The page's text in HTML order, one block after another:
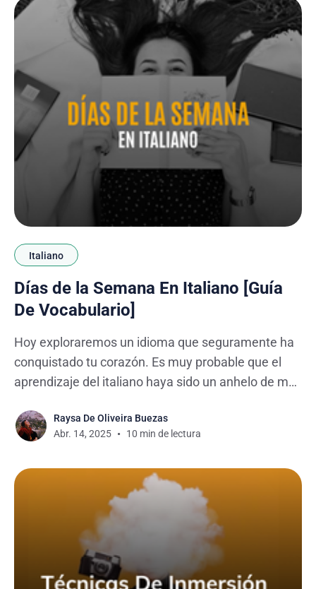
Así que si
Italiano
Días de la Semana En Italiano [Guía
De Vocabulario]
Hoy exploraremos un idioma que seguramente ha
conquistado tu corazón. Es muy probable que el
aprendizaje del italiano haya sido un anhelo de más
cautiva de manera sorprendente y sin esfuerzo. Es
por eso que hoy te ayudaremos a conocer
Raysa De Oliveira Buezas
Abr. 14, 2025
10 min de lectura